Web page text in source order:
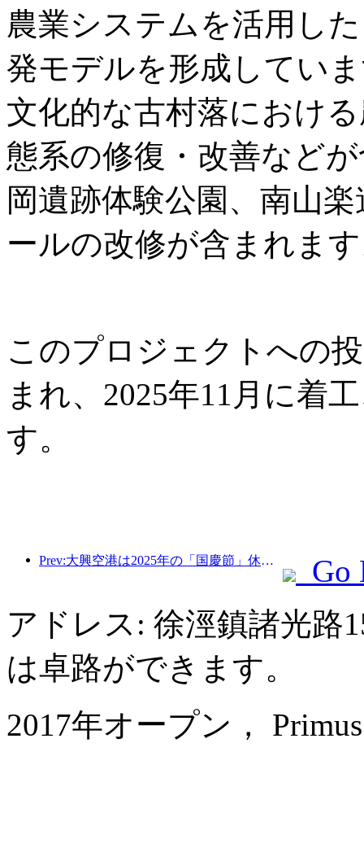
農業システムを活用し
発モデルを形成してい
文化的な古村落におけ
態系の修復・改善など
岡遺跡体験公園、南山
ールの改修が含まれま
このプロジェクトへの
まれ、2025年11月に着
す。
Prev:大興空港は2025年の「国慶節」休暇中に130万人以上の乗客を輸送する予定だ。
Go
アドレス: 徐涇鎮諸光路
は卓路ができます。
2017年オープン，